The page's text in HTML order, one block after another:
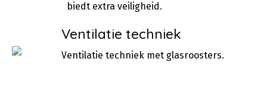
biedt extra veiligheid.
Ventilatie techniek
Ventilatie techniek met glasroosters.